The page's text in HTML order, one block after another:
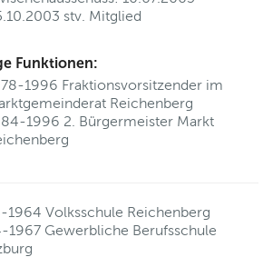
stv. Mitglied
Funktionen:
1996 Fraktionsvorsitzender im
Reichenberg
1996 2. Bürgermeister Markt
1964 Volksschule Reichenberg
1967 Gewerbliche Berufsschule